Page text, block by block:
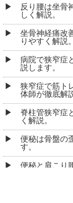
反り腰は坐骨
しく解説。
坐骨神経痛改
りやすく解説。
病院で狭窄症
説します。
狭窄症で筋ト
体師が徹底解
脊柱管狭窄症
く解説。
便秘は骨盤の
す。
便秘と肩こり